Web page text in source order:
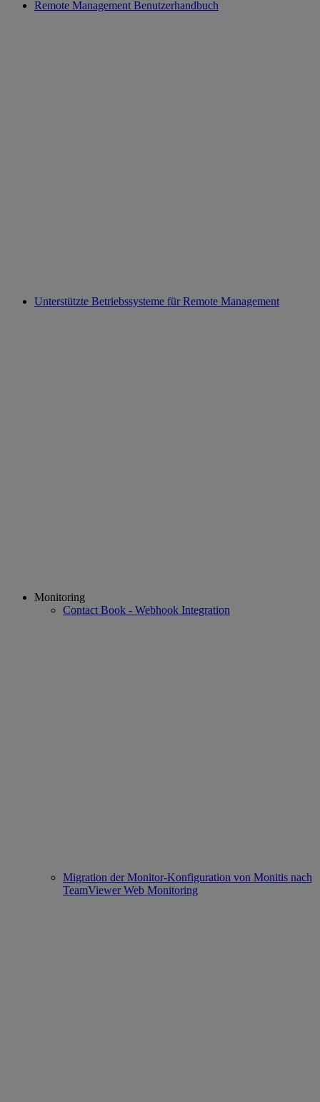
Remote Management Benutzerhandbuch
Unterstützte Betriebssysteme für Remote Management
Monitoring
Contact Book - Webhook Integration
Migration der Monitor-Konfiguration von Monitis nach
TeamViewer Web Monitoring